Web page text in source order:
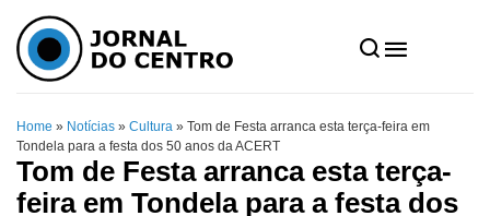
Home » Notícias » Cultura » Tom de Festa arranca esta terça-feira em
Tondela para a festa dos 50 anos da ACERT
Tom de Festa arranca esta terça-
feira em Tondela para a festa dos